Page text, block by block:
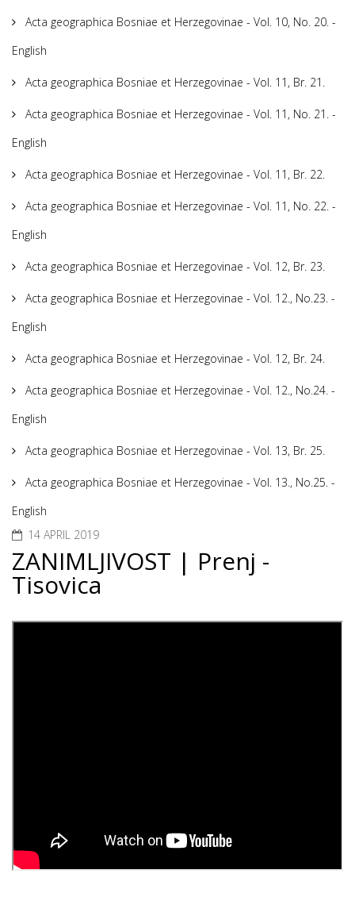
Acta geographica Bosniae et Herzegovinae - Vol. 10, No. 20. -
English
Acta geographica Bosniae et Herzegovinae - Vol. 11, Br. 21.
Acta geographica Bosniae et Herzegovinae - Vol. 11, No. 21. -
English
Acta geographica Bosniae et Herzegovinae - Vol. 11, Br. 22.
Acta geographica Bosniae et Herzegovinae - Vol. 11, No. 22. -
English
Acta geographica Bosniae et Herzegovinae - Vol. 12, Br. 23.
Acta geographica Bosniae et Herzegovinae - Vol. 12., No.23. -
English
Acta geographica Bosniae et Herzegovinae - Vol. 12, Br. 24.
Acta geographica Bosniae et Herzegovinae - Vol. 12., No.24. -
English
Acta geographica Bosniae et Herzegovinae - Vol. 13, Br. 25.
Acta geographica Bosniae et Herzegovinae - Vol. 13., No.25. -
English
14 APRIL 2019
ZANIMLJIVOST | Prenj -
Tisovica